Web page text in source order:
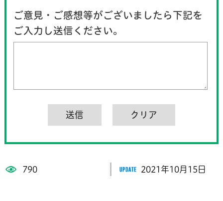
ご意見・ご感想等がございましたら下記を
ご入力し送信ください。
790 2021年10月15日